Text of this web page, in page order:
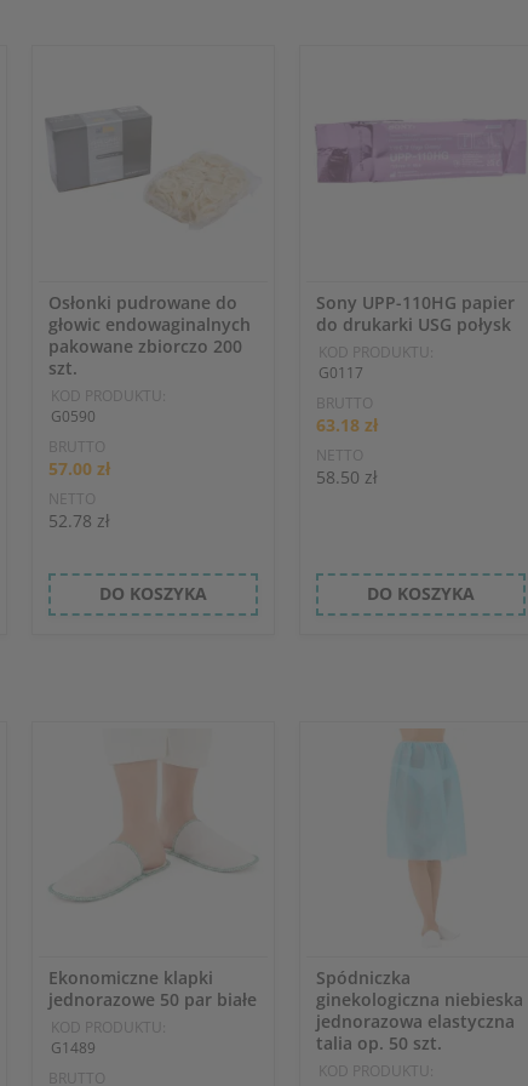
Osłonki pudrowane do
głowic endowaginalnych
pakowane zbiorczo 200
szt.
KOD PRODUKTU:
G0590
BRUTTO
57.00 zł
NETTO
52.78 zł
DO KOSZYKA
Sony UPP-110HG papier
do drukarki USG połysk
KOD PRODUKTU:
G0117
BRUTTO
63.18 zł
NETTO
58.50 zł
DO KOSZYKA
Ekonomiczne klapki
jednorazowe 50 par białe
KOD PRODUKTU:
G1489
BRUTTO
Spódniczka
ginekologiczna niebieska
jednorazowa elastyczna
talia op. 50 szt.
KOD PRODUKTU: